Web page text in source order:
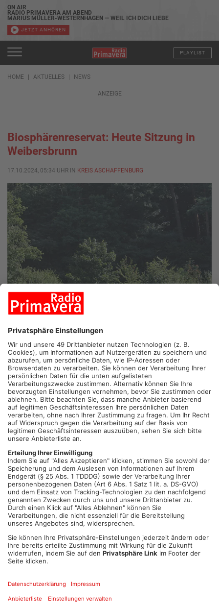
ON AIR
RADIO PRIMAVERA AM ABEND
MARIUS MÜLLER-WESTERNHAGEN — WEIL ICH DICH LIEBE
JETZT ANHÖREN
PLAYLIST
HOME AKTUELLES NEWS
ANZEIGE
Biosphärenreservat: Heute Sitzung in
Weibersbrunn
17.10.2024, 05:34 UHR IN KREIS ASCHAFFENBURG
WEIBERSBRUNN. Auf der Suche nach Waldflächen für die
Biosphärenregion Spessart macht Aschaffenburgs Landrat
Legler heute Station in Weibersbrunn. Auf der öffentlichen
Gemeinderatssitzung will der Landrat für das Projekt werben.
Leidenschaftlich kämpft Legler für die Biosphären-Idee. Vor
Ort, bei den Gemeinden. Meistens mit Erfolg, etwa in Karlstein,
Bessenbach und Glattbach. Zuletzt in Geiselbach jedoch nicht.
Weibersbrunn selbst zählt flächenmäßig zu den kleinsten
Gemeinden im Kreis, könnte also nicht viel liefern. Aber dafür
mit dem Naturschutzgebiet Metzgergraben ein hochwertiges
Areal für die Kernzone, in dem der Wald zum Teil schon seit
fast 100 Jahren sich selbst überlassen wird. In Prima-Sonntag
rechnete ein Skeptiker des Projekts kürzlich vor, dass wohl
trotz aller Bemühungen zu wenig Fläche zusammenkommen
wird. Am Ende ist es wahrscheinlich wie im Fußball – das
Spiel ist erst aus, wenn abgepfiffen ist.
Artikel teilen
ANZEIGE